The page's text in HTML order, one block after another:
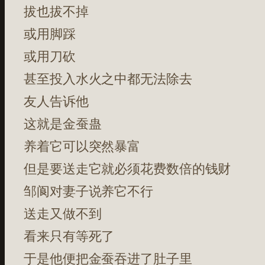
拔也拔不掉
或用脚踩
或用刀砍
甚至投入水火之中都无法除去
友人告诉他
这就是金蚕蛊
养着它可以突然暴富
但是要送走它就必须花费数倍的钱财
邹阆对妻子说养它不行
送走又做不到
看来只有等死了
于是他便把金蚕吞进了肚子里